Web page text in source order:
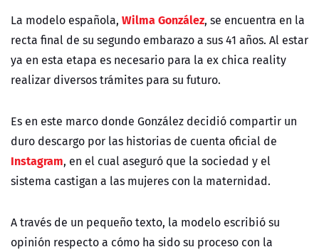
La modelo española, Wilma González, se encuentra en la
recta final de su segundo embarazo a sus 41 años. Al estar
ya en esta etapa es necesario para la ex chica reality
realizar diversos trámites para su futuro.
Es en este marco donde González decidió compartir un
duro descargo por las historias de cuenta oficial de
Instagram, en el cual aseguró que la sociedad y el
sistema castigan a las mujeres con la maternidad.
A través de un pequeño texto, la modelo escribió su
opinión respecto a cómo ha sido su proceso con la